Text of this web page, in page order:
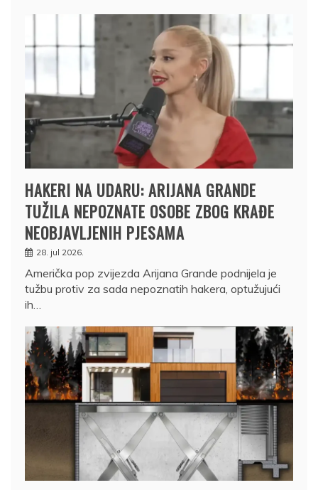
HAKERI NA UDARU: ARIJANA GRANDE
TUŽILA NEPOZNATE OSOBE ZBOG KRAĐE
NEOBJAVLJENIH PJESAMA
28. jul 2026.
Američka pop zvijezda Arijana Grande podnijela je
tužbu protiv za sada nepoznatih hakera, optužujući
ih…